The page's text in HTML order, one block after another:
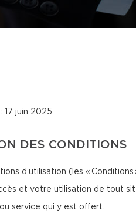
17 juin 2025
DES CONDITIONS
d’utilisation (les «
et votre utilisation de tout
service qui y est offert.